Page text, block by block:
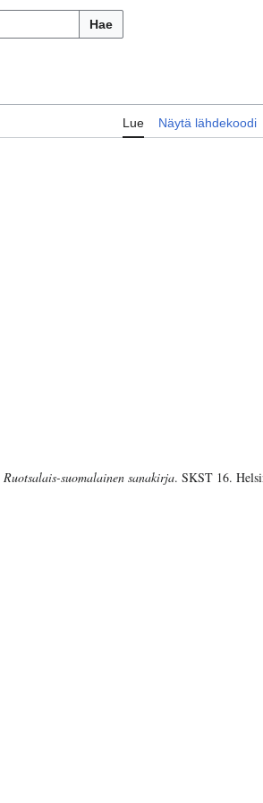
Hae
Lue Näytä lähdekoodi
Ruotsalais-suomalainen sanakirja. SKST 16.